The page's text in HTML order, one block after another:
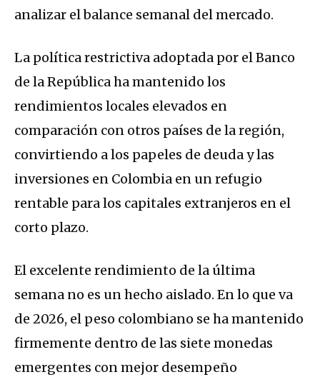
analizar el balance semanal del mercado.
La política restrictiva adoptada por el Banco
de la República ha mantenido los
rendimientos locales elevados en
comparación con otros países de la región,
convirtiendo a los papeles de deuda y las
inversiones en Colombia en un refugio
rentable para los capitales extranjeros en el
corto plazo.
El excelente rendimiento de la última
semana no es un hecho aislado. En lo que va
de 2026, el peso colombiano se ha mantenido
firmemente dentro de las siete monedas
emergentes con mejor desempeño